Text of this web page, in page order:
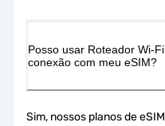
Posso usar Roteador Wi-
conexão com meu eSIM?
Sim, nossos planos de